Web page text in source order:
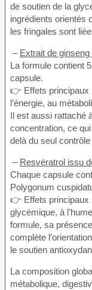
de soutien de la
ingrédients orientés
les fringales sont
– Extrait de
La formule contient
capsule.
👉 Effets principaux
l’énergie, au
Il est aussi rattaché
concentration, ce
delà du seul
– Resvératrol issu
Chaque capsule
Polygonum
👉 Effets principaux
glycémique, à
formule, sa
complète
le soutien
La composition
métabolique,